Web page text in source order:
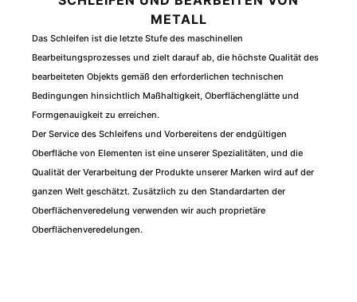
METALL
Das Schleifen ist die letzte Stufe des maschinellen
Bearbeitungsprozesses und zielt darauf ab, die höchste Qualität des
bearbeiteten Objekts gemäß den erforderlichen technischen
Bedingungen hinsichtlich Maßhaltigkeit, Oberflächenglätte und
Formgenauigkeit zu erreichen.
Der Service des Schleifens und Vorbereitens der endgültigen
Oberfläche von Elementen ist eine unserer Spezialitäten, und die
Qualität der Verarbeitung der Produkte unserer Marken wird auf der
ganzen Welt geschätzt. Zusätzlich zu den Standardarten der
Oberflächenveredelung verwenden wir auch proprietäre
Oberflächenveredelungen.